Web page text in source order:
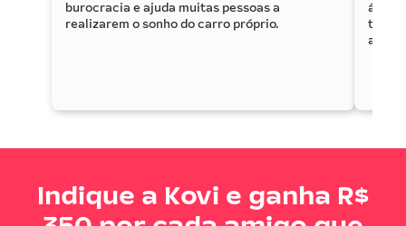
burocracia e ajuda muitas pessoas a
realizarem o sonho do carro próprio.
ágil
Indique a Kovi e ganha R$